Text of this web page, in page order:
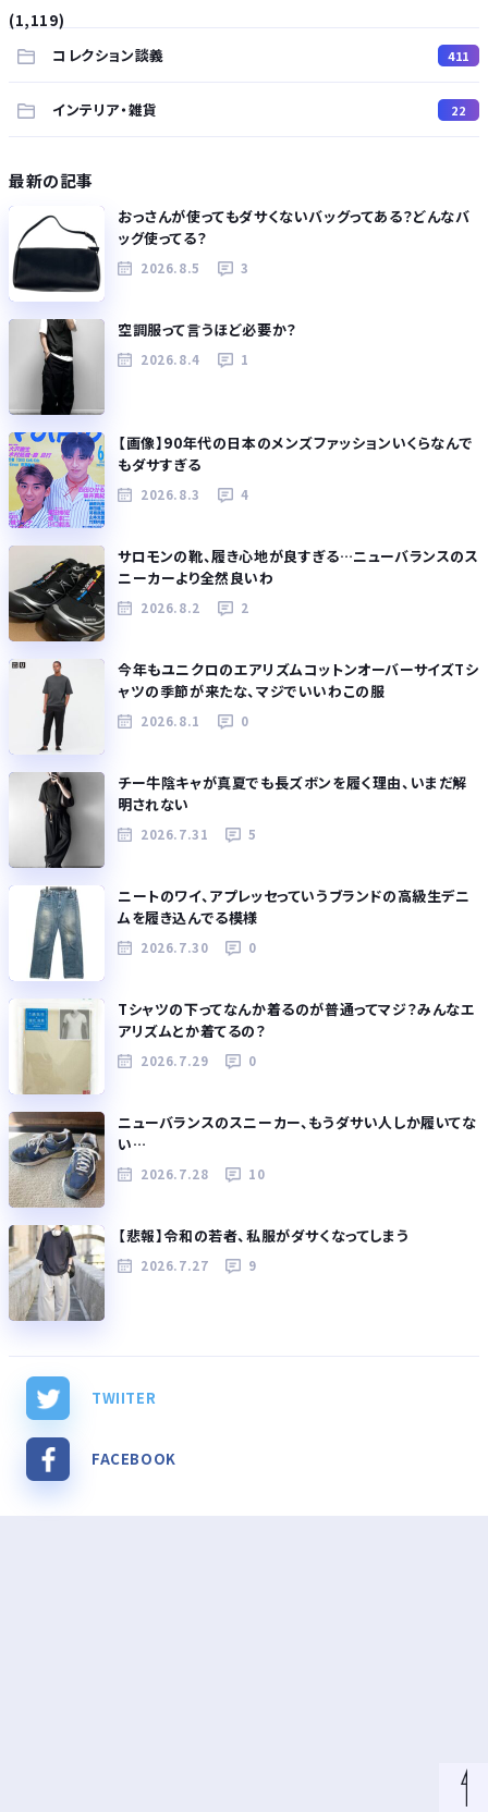
(1,119)
コレクション談義
411
インテリア・雑貨 22
最新の記事
おっさんが使ってもダサくないバッグってある？どんなバ
ッグ使ってる？
2026.8.5 3
空調服って言うほど必要か？
2026.8.4 1
【画像】90年代の日本のメンズファッションいくらなんで
もダサすぎる
2026.8.3 4
サロモンの靴、履き心地が良すぎる…ニューバランスのス
ニーカーより全然良いわ
2026.8.2 2
今年もユニクロのエアリズムコットンオーバーサイズTシ
ャツの季節が来たな、マジでいいわこの服
2026.8.1 0
チー牛陰キャが真夏でも長ズボンを履く理由、いまだ解
明されない
2026.7.31 5
ニートのワイ、アプレッセっていうブランドの高級生デニ
ムを履き込んでる模様
2026.7.30 0
Tシャツの下ってなんか着るのが普通ってマジ？みんなエ
アリズムとか着てるの？
2026.7.29 0
ニューバランスのスニーカー、もうダサい人しか履いてな
い…
2026.7.28 10
【悲報】令和の若者、私服がダサくなってしまう
2026.7.27 9
TWIITER
FACEBOOK